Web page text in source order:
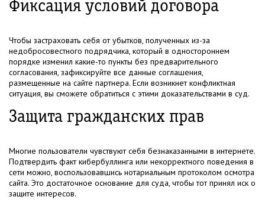
Фиксация условий договора
Чтобы застраховать себя от убытков, полученных из-за
недобросовестного подрядчика, который в одностороннем
порядке изменил какие-то пункты без предварительного
согласования, зафиксируйте все данные соглашения,
размещенные на сайте партнера. Если возникнет конфликтная
ситуация, вы сможете обратиться с этими доказательствами в суд.
Защита гражданских прав
Многие пользователи чувствуют себя безнаказанными в интернете.
Подтвердить факт кибербуллинга или некорректного поведения в
сети можно, воспользовавшись нотариальным протоколом осмотра
сайта. Это достаточное основание для суда, чтобы тот принял иск о
защите интересов.